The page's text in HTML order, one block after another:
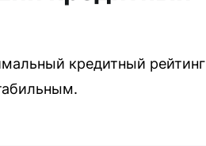
кредитный рейтинг